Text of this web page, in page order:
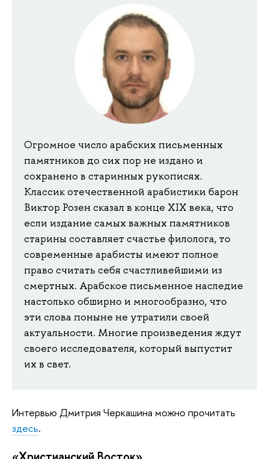
Огромное число арабских письменных
памятников до сих пор не издано и
сохранено в старинных рукописях.
Классик отечественной арабистики барон
Виктор Розен сказал в конце XIX века, что
если издание самых важных памятников
старины составляет счастье филолога, то
современные арабисты имеют полное
право считать себя счастливейшими из
смертных. Арабское письменное наследие
настолько обширно и многообразно, что
эти слова поныне не утратили своей
актуальности. Многие произведения ждут
своего исследователя, который выпустит
их в свет.
Интервью Дмитрия Черкашина можно прочитать
здесь.